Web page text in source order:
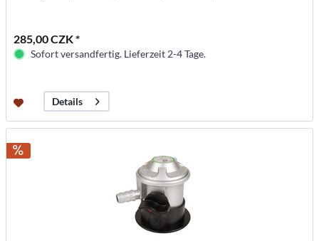
285,00 CZK *
Sofort versandfertig. Lieferzeit 2-4 Tage.
Details